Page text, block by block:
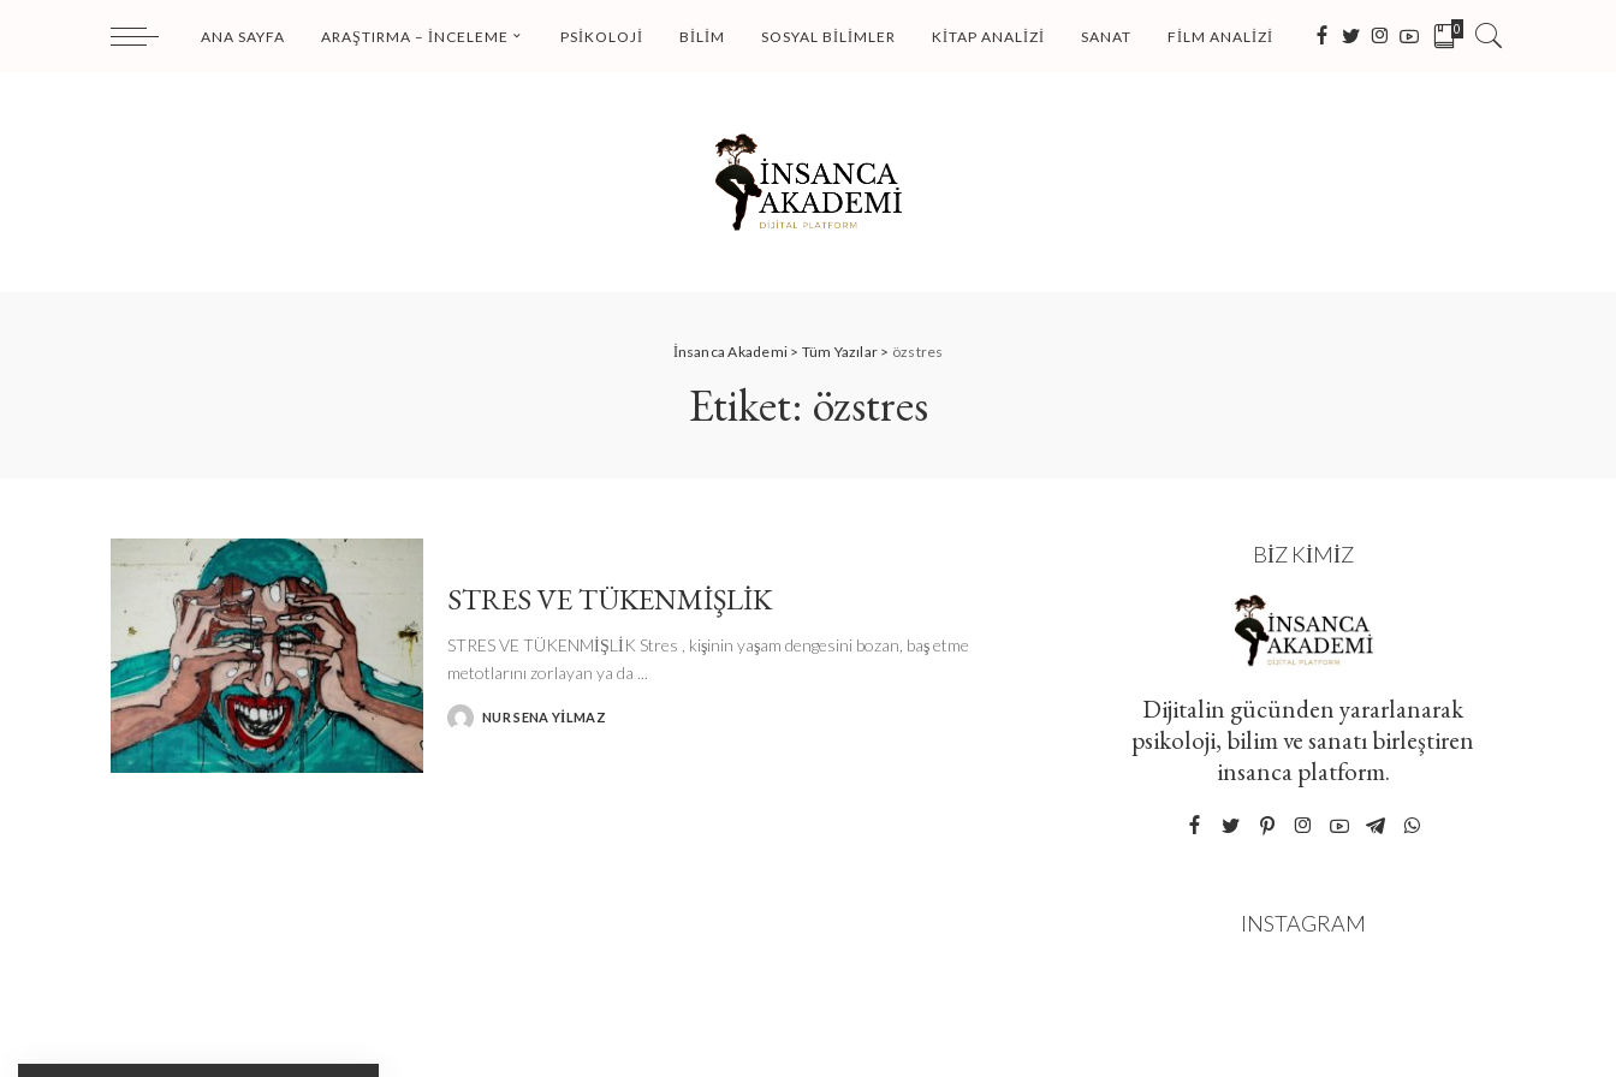
ANA SAYFA ARAŞTIRMA – İNCELEME PSIKOLOJI BILIM SOSYAL BILIMLER KITAP ANALIZI SANAT FILM ANALIZI 0
İnsanca Akademi> Tüm Yazılar > özstres
Etiket: özstres
STRES VE TÜKENMİŞLİK
STRES VE TÜKENMİŞLİK Stres , kişinin yaşam dengesini bozan, baş etme
metotlarını zorlayan ya da ...
POSTEDNUR SENA YILMAZ
BIZ KIMIZ
Dijitalin gücünden yararlanarak
psikoloji, bilim ve sanatı birleştiren
insanca platform.
INSTAGRAM